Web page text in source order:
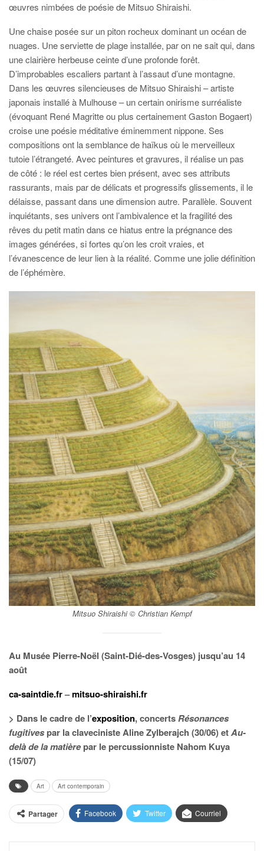
œuvres nimbées de poésie de Mitsuo Shiraishi.
Une chaise posée sur un piton rocheux dominant un océan de
nuages. Une serviette de plage installée, par on ne sait qui, dans
une clairière herbeuse ceinte d’une profonde forêt.
D’improbables escaliers partant à l’assaut d’une montagne.
Dans les œuvres silencieuses de Mitsuo Shiraishi – artiste
japonais installé à Mulhouse – un certain onirisme surréaliste
(évoquant René Magritte ou plus certainement Gaston Bogaert)
croise une poésie méditative éminemment nippone. Ses
compositions ont la semblance de haïkus où le merveilleux
tutoie l’étrangeté. Avec peintures et gravures, il réalise un pas
de côté : le réel est certes bien présent, avec ses attributs
rassurants, mais par de délicats et progressifs glissements, il le
délaisse, passant dans une dimension autre. Parallèle. Souvent
inquiétants, ses univers ont l’ambivalence et la fragilité des
rêves du petit matin dans ce hiatus entre la prégnance des
images générées, si fortes qu’on les croit vraies, et
l’évanescence de leur lien à la réalité. Comme une jolie définition
de l’éphémère.
Mitsuo Shiraishi © Christian Kempf
Au Musée Pierre-Noël (Saint-Dié-des-Vosges) jusqu’au 14
août
ca-saintdie.fr–mitsuo-shiraishi.fr
> Dans le cadre de l’exposition, concertsRésonances
fugitivespar la claveciniste Aline Zylberajch (30/06) etAu-
delà de la matièrepar le percussionniste Nahom Kuya
(15/07)
Art Art contemporain
Partager Facebook Twitter Courriel